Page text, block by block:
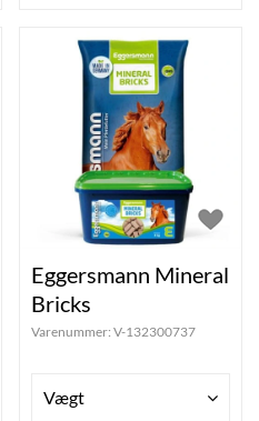
Eggersmann Mineral
Bricks
Varenummer: V-132300737
Vægt